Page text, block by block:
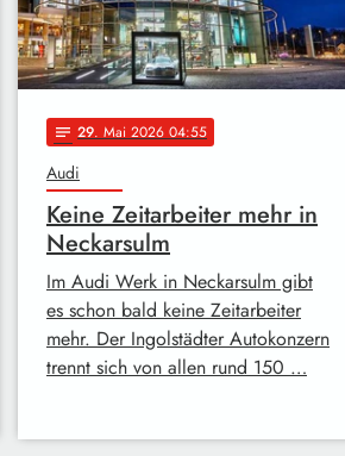
notes 29. Mai 2026 04:55
Audi
Keine Zeitarbeiter mehr in
Neckarsulm
Im Audi Werk in Neckarsulm gibt
es schon bald keine Zeitarbeiter
mehr. Der Ingolstädter Autokonzern
trennt sich von allen rund 150 …